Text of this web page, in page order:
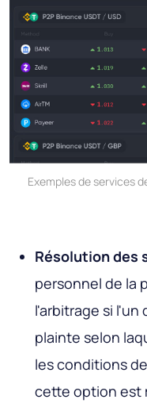
Exemples de services
Résolution des
personnel de la
l'arbitrage si
plainte selon
les conditions
cette option est